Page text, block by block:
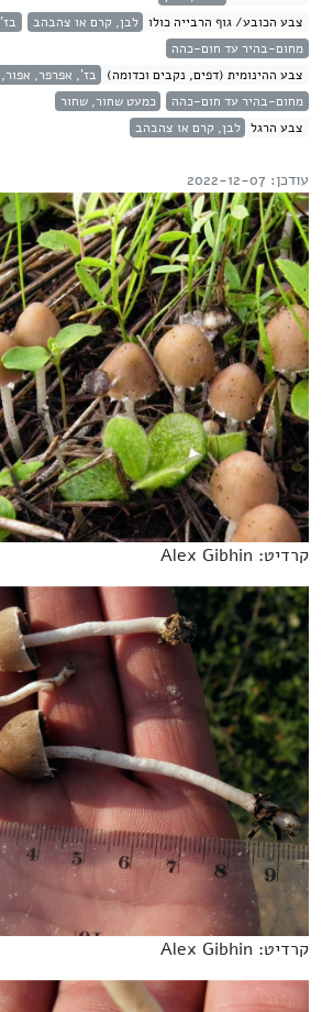
צבע הכובע/ גוף הרבייה כולו לבן, קרם או צהבהב
מחום-בהיר עד חום-כהה
צבע ההינומית (דפים, נקבים וכדומה) בז', אפרפר, אפור,
מחום-בהיר עד חום-כהה
כמעט שחור, שחור
צבע הרגל לבן, קרם או צהבהב
עודכן: 2022-12-07
קרדיט: Alex Gibhin
קרדיט: Alex Gibhin